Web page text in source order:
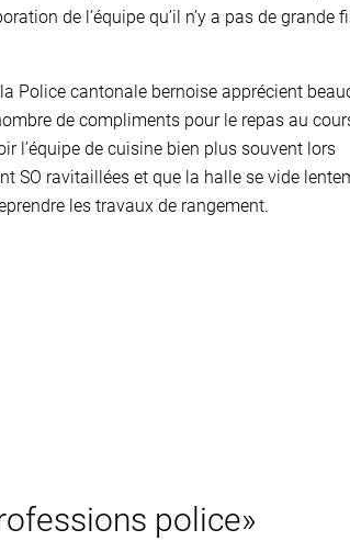
de l’équipe qu’il n’y a pas de grande
Police cantonale bernoise apprécient
de compliments pour le repas au
l’équipe de cuisine bien plus souvent lors
SO ravitaillées et que la halle se vide
les travaux de rangement.
police»